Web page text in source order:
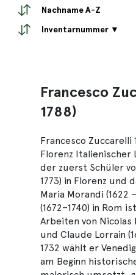
Nachname A-Z
Inventarnummer ▼
Francesco
1788)
Francesco Zuccarelli
Florenz Italienischer
der zuerst Schüler
1773) in Florenz und
Maria Morandi (1622
(1672–1740) in Rom
Arbeiten von Nicolas
und Claude Lorrain
1732 wählt er
am Beginn